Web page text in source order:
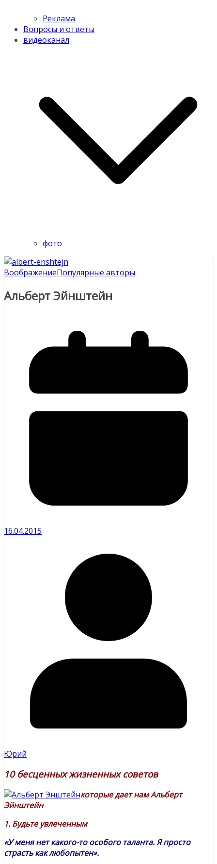
Реклама
Вопросы и ответы
видеоканал
фото
ВоображениеПопулярные авторы
Альберт Эйнштейн
16.04.2015
Юрий
10 бесценных жизненных советов
которые дает нам Альберт
Эйнштейн
1. Будьте увлеченным
«У меня нет какого-то особого таланта. Я просто
страсть как любопытен».